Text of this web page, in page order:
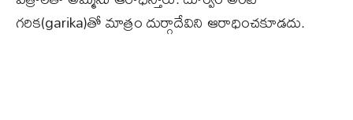
గరిక(garika)తో మాత్రం దుర్గాదేవిని ఆరాధించకూడదు.